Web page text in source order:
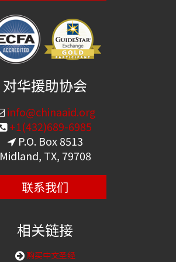
对华援助协会
info@chinaaid.org
+1(432)689-6985
P.O. Box 8513
Midland, TX, 79708
联系我们
相关链接
购买中文圣经